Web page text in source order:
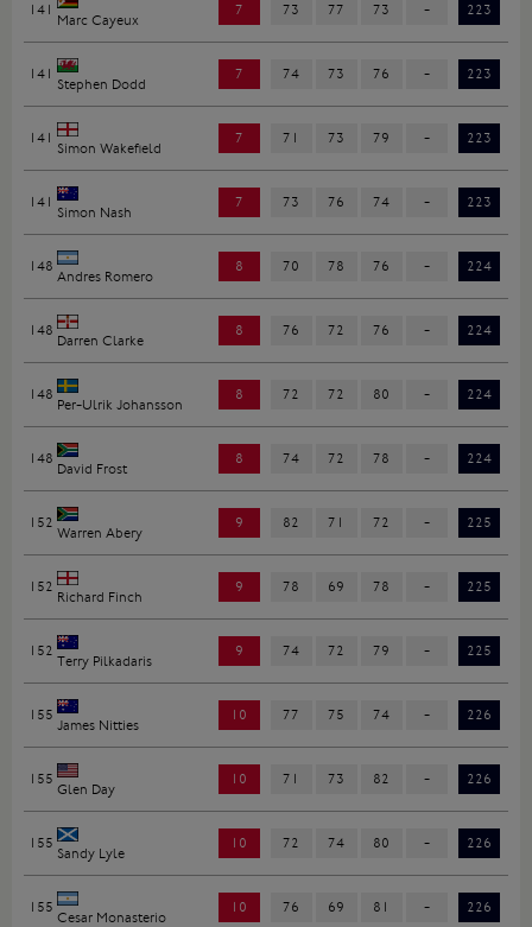
141
Marc Cayeux
7 73 77 73 - 223
141
Stephen Dodd
7 74 73 76 - 223
141
Simon Wakefield
7 71 73 79 - 223
141
Simon Nash
7 73 76 74 - 223
148
Andres Romero
8 70 78 76 - 224
148
Darren Clarke
8 76 72 76 - 224
148
Per-Ulrik Johansson
8 72 72 80 - 224
148
David Frost
8 74 72 78 - 224
152
Warren Abery
9 82 71 72 - 225
152
Richard Finch
9 78 69 78 - 225
152
Terry Pilkadaris
9 74 72 79 - 225
155
James Nitties
10 77 75 74 - 226
155
Glen Day
10 71 73 82 - 226
155
Sandy Lyle
10 72 74 80 - 226
155
Cesar Monasterio
10 76 69 81 - 226